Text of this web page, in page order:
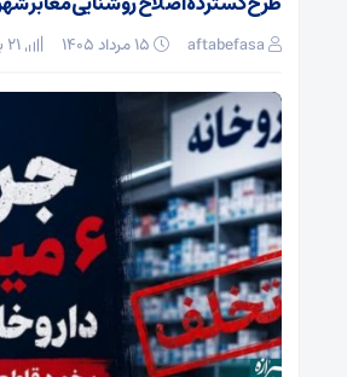
aftabefasa